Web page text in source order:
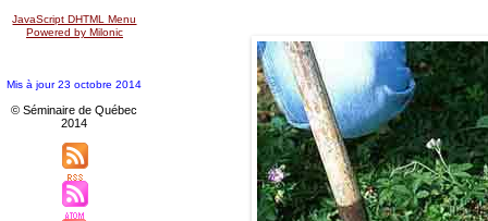
JavaScript DHTML Menu
Powered by Milonic
Mis à jour 23 octobre 2014
© Séminaire de Québec
2014